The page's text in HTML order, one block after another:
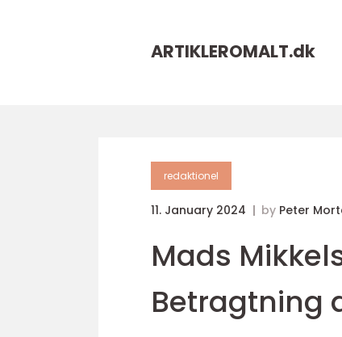
ARTIKLEROMALT.dk
redaktionel
11. January 2024 by Peter
Mads
Betragtning